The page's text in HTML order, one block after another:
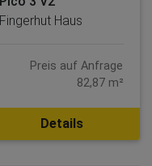
Fingerhut Haus
Preis auf Anfrage
82,87 m²
Details